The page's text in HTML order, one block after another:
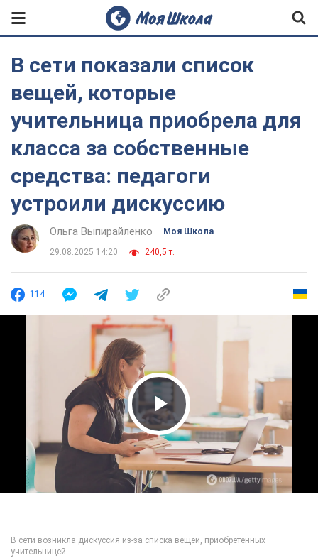
В сети показали список
вещей, которые
учительница приобрела для
класса за собственные
средства: педагоги
устроили дискуссию
Ольга Выпирайленко Моя Школа
29.08.2025 14:20 240,5 т.
114
Play Video